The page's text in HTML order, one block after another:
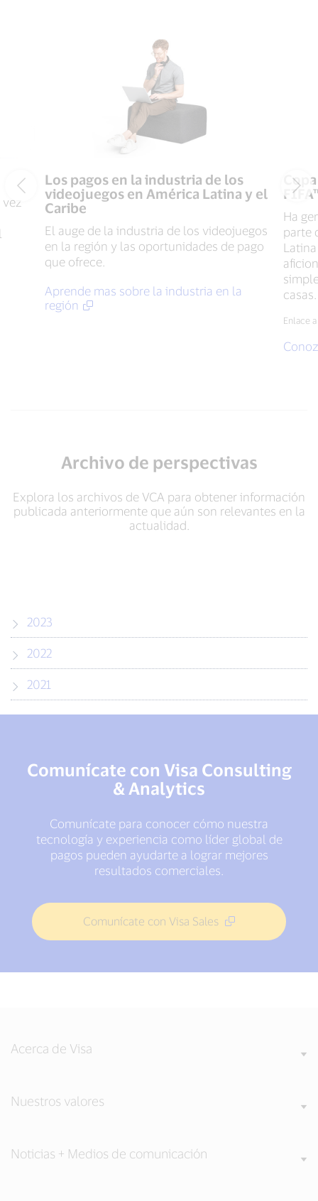
Los pagos en la industria de los
videojuegos en América Latina y el
Caribe
El auge de la industria de los videojuegos
en la región y las oportunidades de pago
que ofrece.
Aprende mas sobre la industria en la
región
Ha
parte
casas.
Enlace
Archivo de perspectivas
Explora los archivos de VCA para obtener información
publicada anteriormente que aún son relevantes en la
actualidad.
2023
2022
2021
Comunícate con Visa Consulting
& Analytics
Comunícate para conocer cómo nuestra
tecnología y experiencia como líder global de
pagos pueden ayudarte a lograr mejores
resultados comerciales.
Comunícate con Visa Sales
Acerca de Visa
Nuestros valores
Noticias + Medios de comunicación